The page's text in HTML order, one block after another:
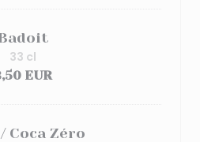
EUR
33 cl
Coca Zéro